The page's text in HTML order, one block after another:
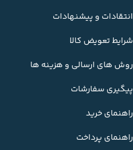
انتقادات و پیشنهادات
شرایط تعویض کالا
روش های ارسالی و هزینه ها
پیگیری سفارشات
راهنمای خرید
راهنمای پرداخت